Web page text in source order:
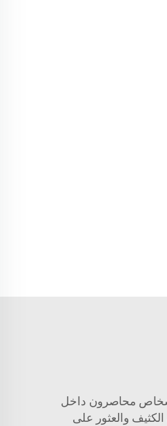
أشخاص محاصرون داخل
والعثور على